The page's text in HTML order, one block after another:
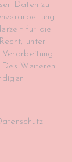
Daten zu
für die
unter
Weiteren